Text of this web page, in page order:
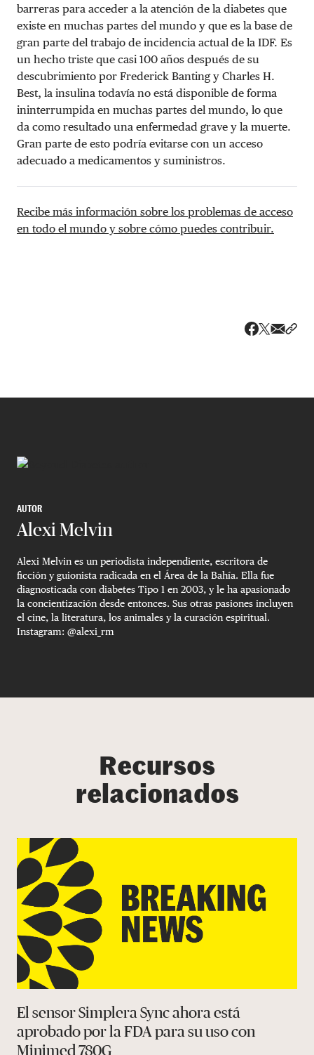
barreras para acceder a la atención de la diabetes que
existe en muchas partes del mundo y que es la base de
gran parte del trabajo de incidencia actual de la IDF. Es
un hecho triste que casi 100 años después de su
descubrimiento por Frederick Banting y Charles H.
Best, la insulina todavía no está disponible de forma
ininterrumpida en muchas partes del mundo, lo que
da como resultado una enfermedad grave y la muerte.
Gran parte de esto podría evitarse con un acceso
adecuado a medicamentos y suministros.
Recibe más información sobre los problemas de acceso
en todo el mundo y sobre cómo puedes contribuir.
AUTOR
Alexi Melvin
Alexi Melvin es un periodista independiente, escritora de
ficción y guionista radicada en el Área de la Bahía. Ella fue
diagnosticada con diabetes Tipo 1 en 2003, y le ha apasionado
la concientización desde entonces. Sus otras pasiones incluyen
el cine, la literatura, los animales y la curación espiritual.
Instagram: @alexi_rm
Recursos
relacionados
El sensor Simplera Sync ahora está
aprobado por la FDA para su uso con
Minimed 780G